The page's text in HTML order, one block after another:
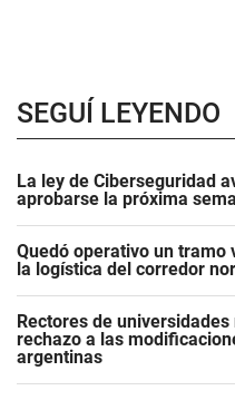
SEGUÍ LEYENDO
La ley de Ciberseguridad
aprobarse la próxima
Quedó operativo un tramo
la logística del corredor
Rectores de
rechazo a las
argentinas